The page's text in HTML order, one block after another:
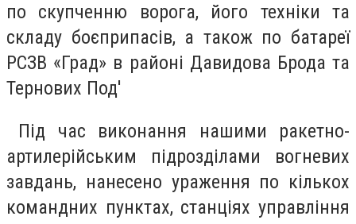
по скупченню ворога, його техніки та
складу боєприпасів, а також по батареї
РСЗВ «Град» в районі Давидова Брода та
Тернових Под'
Під час виконання нашими ракетно-
артилерійським підрозділами вогневих
завдань, нанесено ураження по кількох
командних пунктах, станціях управління